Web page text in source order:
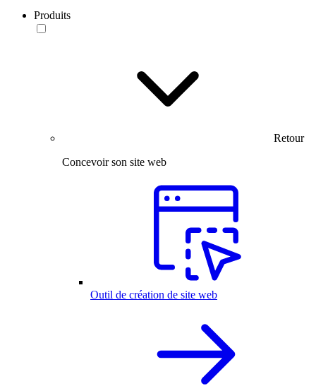
Produits
Retour
Concevoir son site web
Outil de création de site web